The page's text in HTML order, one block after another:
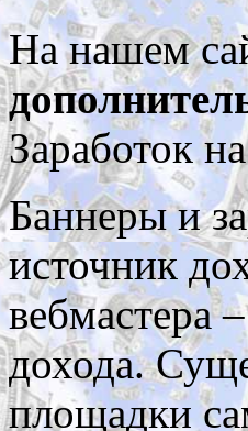
На нашем
Заработок
Баннеры и
источник
вебмастера
дохода.
площадки